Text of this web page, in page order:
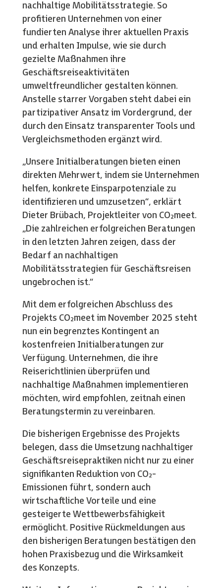
nachhaltige Mobilitätsstrategie. So
profitieren Unternehmen von einer
fundierten Analyse ihrer aktuellen Praxis
und erhalten Impulse, wie sie durch
gezielte Maßnahmen ihre
Geschäftsreiseaktivitäten
umweltfreundlicher gestalten können.
Anstelle starrer Vorgaben steht dabei ein
partizipativer Ansatz im Vordergrund, der
durch den Einsatz transparenter Tools und
Vergleichsmethoden ergänzt wird.
„Unsere Initialberatungen bieten einen
direkten Mehrwert, indem sie Unternehmen
helfen, konkrete Einsparpotenziale zu
identifizieren und umzusetzen“, erklärt
Dieter Brübach, Projektleiter von CO₂meet.
„Die zahlreichen erfolgreichen Beratungen
in den letzten Jahren zeigen, dass der
Bedarf an nachhaltigen
Mobilitätsstrategien für Geschäftsreisen
ungebrochen ist.“
Mit dem erfolgreichen Abschluss des
Projekts CO₂meet im November 2025 steht
nun ein begrenztes Kontingent an
kostenfreien Initialberatungen zur
Verfügung. Unternehmen, die ihre
Reiserichtlinien überprüfen und
nachhaltige Maßnahmen implementieren
möchten, wird empfohlen, zeitnah einen
Beratungstermin zu vereinbaren.
Die bisherigen Ergebnisse des Projekts
belegen, dass die Umsetzung nachhaltiger
Geschäftsreisepraktiken nicht nur zu einer
signifikanten Reduktion von CO₂-
Emissionen führt, sondern auch
wirtschaftliche Vorteile und eine
gesteigerte Wettbewerbsfähigkeit
ermöglicht. Positive Rückmeldungen aus
den bisherigen Beratungen bestätigen den
hohen Praxisbezug und die Wirksamkeit
des Konzepts.